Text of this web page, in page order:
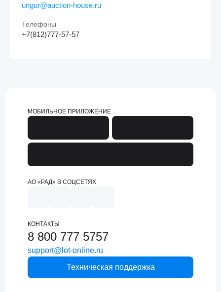
ungur@auction-house.ru
Телефоны
+7(812)777-57-57
МОБИЛЬНОЕ ПРИЛОЖЕНИЕ
АО «РАД» В СОЦСЕТЯХ
КОНТАКТЫ
8 800 777 5757
support@lot-online.ru
Техническая поддержка